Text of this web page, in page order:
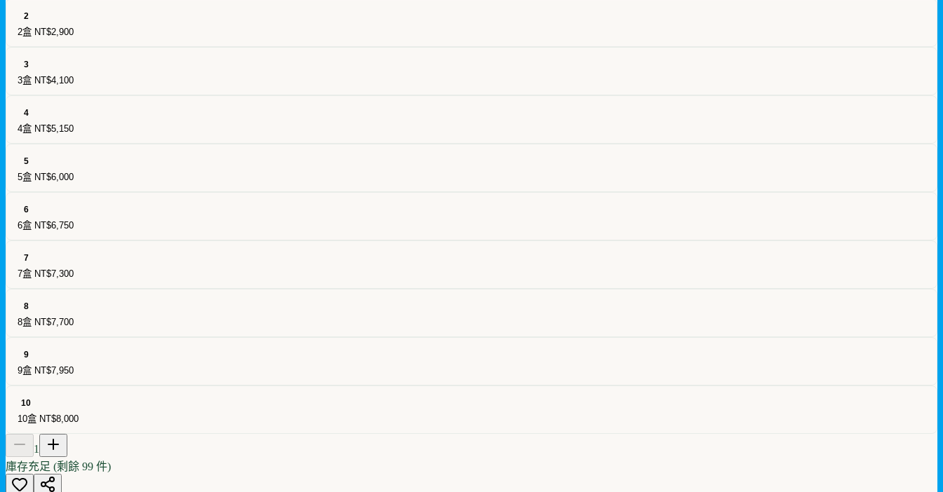
2
2盒 NT$2,900
3
3盒 NT$4,100
4
4盒 NT$5,150
5
5盒 NT$6,000
6
6盒 NT$6,750
7
7盒 NT$7,300
8
8盒 NT$7,700
9
9盒 NT$7,950
10
10盒 NT$8,000
1
庫存充足 (剩餘 99 件)